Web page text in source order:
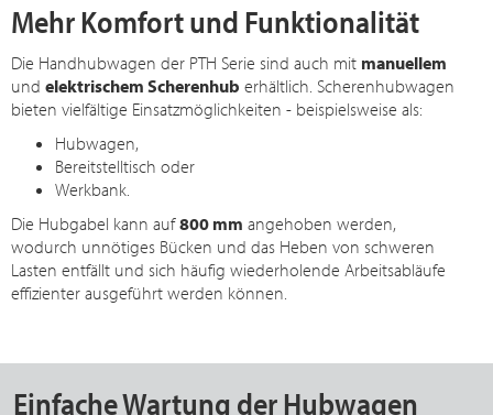
Mehr Komfort und Funktionalität
Die Handhubwagen der PTH Serie sind auch mit manuellem
undelektrischem Scherenhub erhältlich. Scherenhubwagen
bieten vielfältige Einsatzmöglichkeiten - beispielsweise als:
Hubwagen,
Bereitstelltisch oder
Werkbank.
Die Hubgabel kann auf800 mm angehoben werden,
wodurch unnötiges Bücken und das Heben von schweren
Lasten entfällt und sich häufig wiederholende Arbeitsabläufe
effizienter ausgeführt werden können.
Einfache Wartung der Hubwagen